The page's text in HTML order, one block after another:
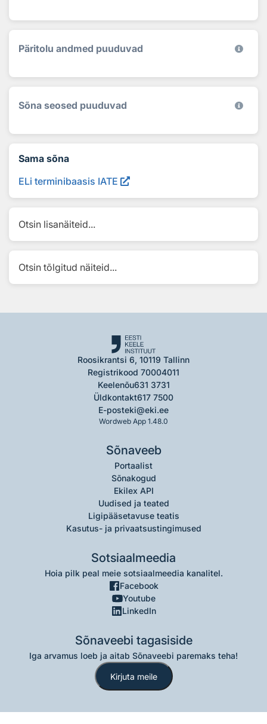
Päritolu andmed puuduvad
Sõna seosed puuduvad
Sama sõna
ELi terminibaasis IATE
Otsin lisanäiteid...
Otsin tõlgitud näiteid...
Roosikrantsi 6, 10119 Tallinn
Registrikood 70004011
Keelenõu631 3731
Üldkontakt617 7500
E-posteki@eki.ee
Wordweb App 1.48.0
Sõnaveeb
Portaalist
Sõnakogud
Ekilex API
Uudised ja teated
Ligipääsetavuse teatis
Kasutus- ja privaatsustingimused
Sotsiaalmeedia
Hoia pilk peal meie sotsiaalmeedia kanalitel.
Facebook
Youtube
LinkedIn
Sõnaveebi tagasiside
Iga arvamus loeb ja aitab Sõnaveebi paremaks teha!
Kirjuta meile